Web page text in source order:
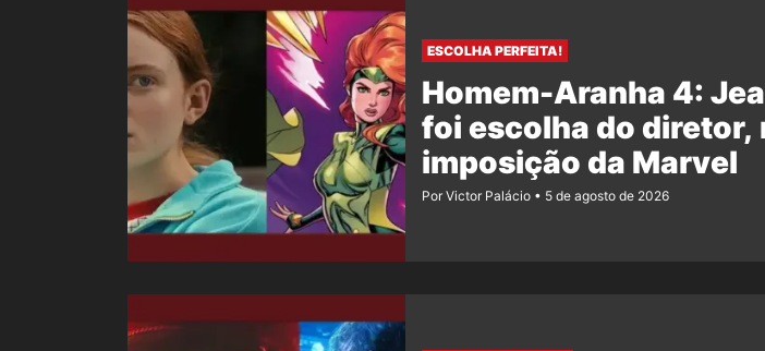
ESCOLHA PERFEITA!
Homem-Aranha 4:
foi escolha do diretor,
imposição da Marvel
Por Victor Palácio 5 de agosto de 2026